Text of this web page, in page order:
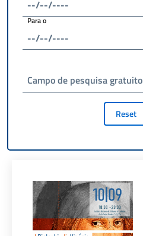
Para o
Campo de pesquisa gratuito
Reset